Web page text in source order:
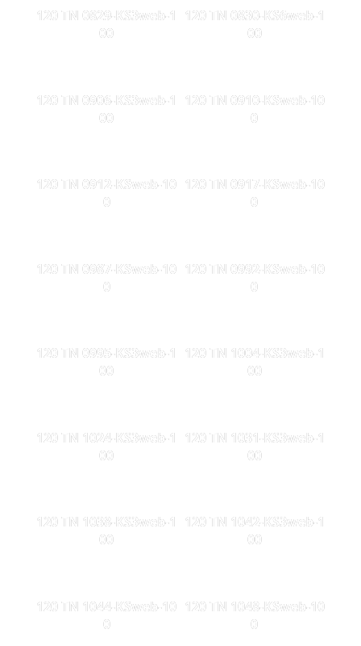
120 TN 0829-KS3web-1
00
120 TN 0830-KS6web-1
00
120 TN 0906-KS3web-1
00
120 TN 0910-KSweb-10
0
120 TN 0912-KSweb-10
0
120 TN 0917-KSweb-10
0
120 TN 0987-KSweb-10
0
120 TN 0992-KSweb-10
0
120 TN 0995-KS3web-1
00
120 TN 1004-KS3web-1
00
120 TN 1024-KS3web-1
00
120 TN 1031-KS3web-1
00
120 TN 1038-KS3web-1
00
120 TN 1042-KS3web-1
00
120 TN 1044-KSweb-10
0
120 TN 1048-KSweb-10
0